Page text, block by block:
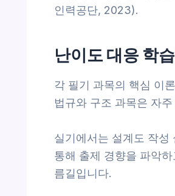
인력공단, 2023).
난이도 대응 학
각 필기 과목의 핵심 이
법규와 구조 과목은 자
실기에서는 설계도 작성
통해 출제 경향을 파악
름길입니다.